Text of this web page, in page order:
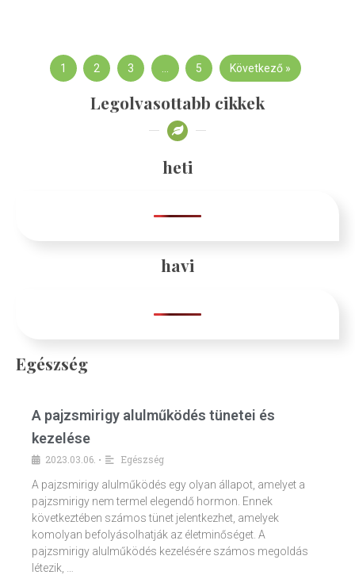
1 2 3 … 5 Következő »
Legolvasottabb cikkek
heti
havi
Egészség
A pajzsmirigy alulműködés tünetei és
kezelése
2023.03.06. •
Egészség
A pajzsmirigy alulműködés egy olyan állapot, amelyet a
pajzsmirigy nem termel elegendő hormon. Ennek
következtében számos tünet jelentkezhet, amelyek
komolyan befolyásolhatják az életminőséget. A
pajzsmirigy alulműködés kezelésére számos megoldás
létezik, …